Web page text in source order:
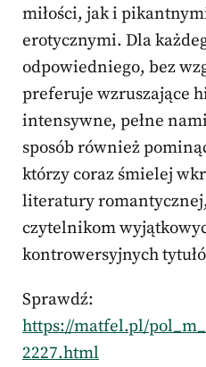
miłości, jak i
erotycznymi. Dla
odpowiedniego, bez
preferuje wzruszające
intensywne, pełne
sposób również
którzy coraz śmielej
literatury
czytelnikom
kontrowersyjnych
Sprawdź:
https://matfel.pl/
2227.html